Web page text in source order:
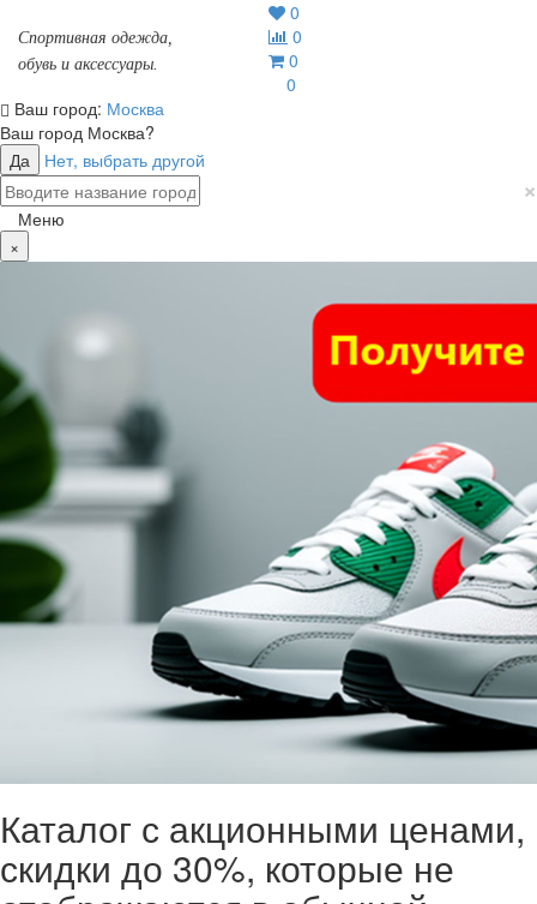
Спортивная одежда,
обувь и аксессуары.
0
0
0
0
Ваш город: Москва
Ваш город Москва?
Да
Нет, выбрать другой
×
Меню
×
Каталог с акционными ценами,
скидки до 30%, которые не